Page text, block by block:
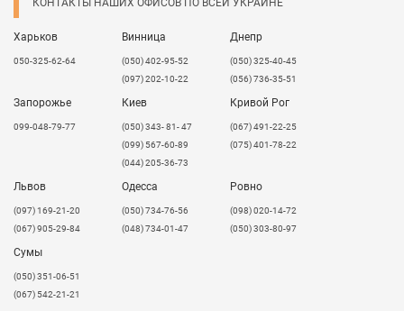
Харьков
050-325-62-64
Винница
(050) 402-95-52
(097) 202-10-22
Днепр
(050) 325-40-45
(056) 736-35-51
Запорожье
099-048-79-77
Киев
(050) 343- 81- 47
(099) 567-60-89
(044) 205-36-73
Кривой Рог
(067) 491-22-25
(075) 401-78-22
Львов
​(097) 169-21-20
(067) 905-29-84
Одесса
(050) 734-76-56
(048) 734-01-47
Ровно
(098) 020-14-72
(050) 303-80-97
Сумы
(050) 351-06-51
(067) 542-21-21